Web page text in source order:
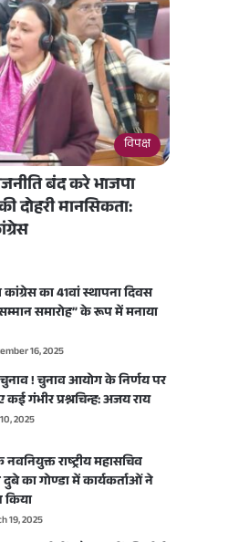
विपक्ष
बंद करे भाजपा
दोहरी मानसिकता:
कांग्रेस का 41वां स्थापना दिवस
सम्मान समारोह” के रूप में मनाया
16, 2025
चुनाव ! चुनाव आयोग के निर्णय पर
गंभीर प्रश्नचिन्ह: अजय राय
2025
राष्ट्रीय महासचिव
का गोण्डा में कार्यकर्ताओं ने
किया
19, 2025